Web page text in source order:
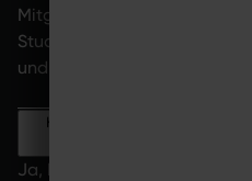
Mitgliederbindung stärken.
Studios ihr Angebot um
und positionieren sich
Können Mitglieder das System
Ja, Mitglieder können das